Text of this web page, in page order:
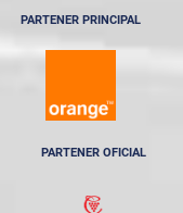
PARTENER PRINCIPAL
PARTENER OFICIAL